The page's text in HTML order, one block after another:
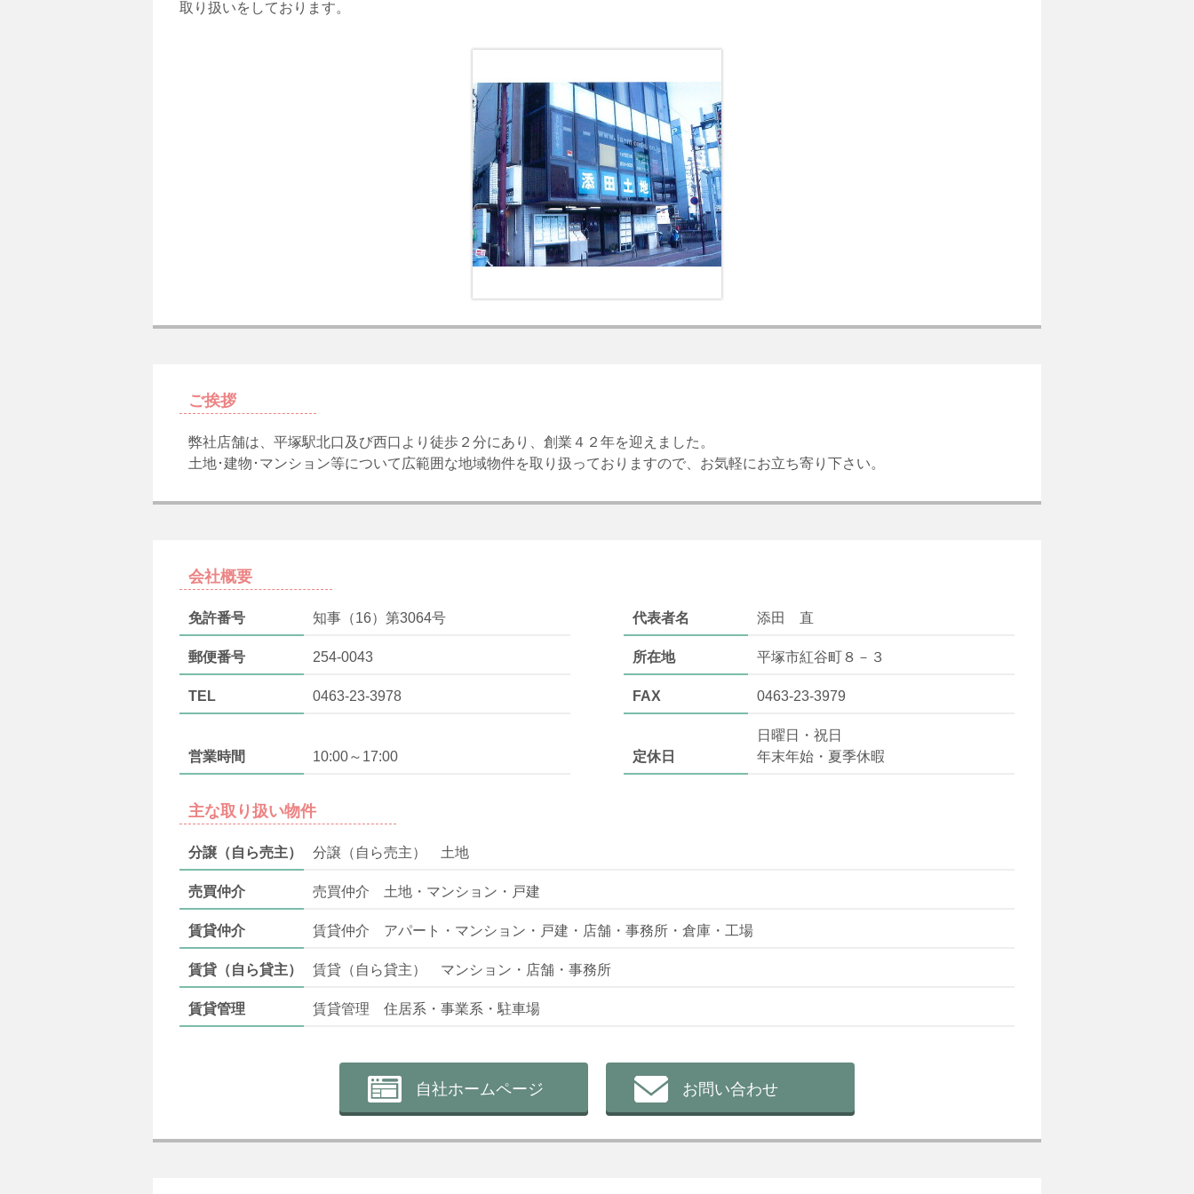
取り扱いをしております。
ご挨拶
弊社店舗は、平塚駅北口及び西口より徒歩２分にあり、創業４２年を迎えました。
土地･建物･マンション等について広範囲な地域物件を取り扱っておりますので、お気軽にお立ち寄り下さい。
会社概要
免許番号 知事（16）第3064号 代表者名 添田 直
郵便番号 254-0043 所在地 平塚市紅谷町８－３
TEL 0463-23-3978 FAX 0463-23-3979
営業時間 10:00～17:00 定休日
日曜日・祝日
年末年始・夏季休暇
主な取り扱い物件
分譲（自ら売主） 分譲（自ら売主） 土地
売買仲介 売買仲介 土地・マンション・戸建
賃貸仲介 賃貸仲介 アパート・マンション・戸建・店舗・事務所・倉庫・工場
賃貸（自ら貸主） 賃貸（自ら貸主） マンション・店舗・事務所
賃貸管理 賃貸管理 住居系・事業系・駐車場
自社ホームページ お問い合わせ